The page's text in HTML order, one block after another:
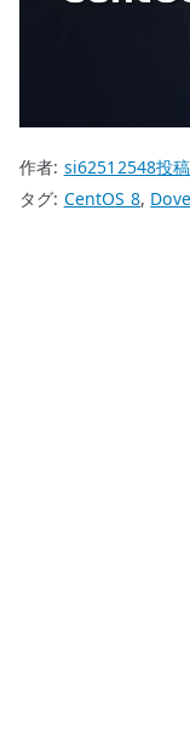
作者: si62512548投
タグ: CentOS 8,